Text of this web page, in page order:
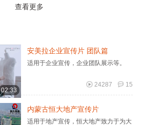
查看更多
02:33
安美拉企业宣传片 团队篇
适用于企业宣传，企业团队展示等。
15
24287
内蒙古恒大地产宣传片
适用于地产宣传，恒大地产致力于为大